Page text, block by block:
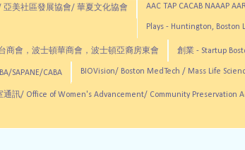
美社區發展協會/ 華夏文化協會 AAC TAP CACAB NAAAP
Plays - Huntington, Boston
台商會，波士頓華商會，波士頓亞裔房東會 創業 - Startup
SAPANE/CABA BIOVision/ Boston MedTech / Mass Life
訊/ Office of Women's Advancement/ Community Preservation